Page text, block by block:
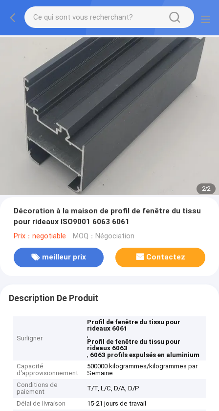
2/2
Décoration à la maison de profil de fenêtre du tissu
pour rideaux ISO9001 6063 6061
Prix：negotiable MOQ：Négociation
meilleur prix Contactez
Description De Produit
Surligner
Profil de fenêtre du tissu pour
rideaux 6061
,
Profil de fenêtre du tissu pour
rideaux 6063
, 6063 profils expulsés en aluminium
Capacité
d'approvisionnement
500000 kilogrammes/kilogrammes par
Semaine
Conditions de
paiement
T/T, L/C, D/A, D/P
Délai de livraison 15-21 jours de travail